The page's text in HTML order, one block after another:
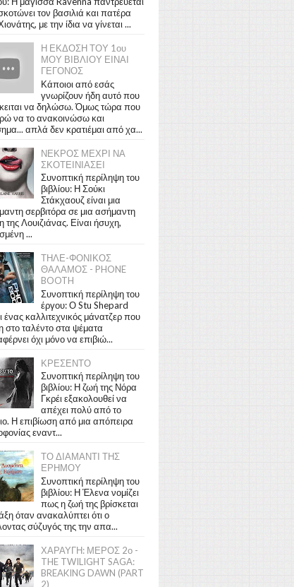
τον βασιλιά και πατέρα
με την ίδια να γίνεται ...
Η ΕΚΔΟΣΗ ΤΟΥ 1ου
ΜΟΥ ΒΙΒΛΙΟΥ ΕΙΝΑΙ
ΓΕΓΟΝΟΣ
Κάποιοι από εσάς
γνωρίζουν ήδη αυτό που
να δηλώσω. Όμως τώρα που
να το ανακοινώσω και
απλά δεν κρατιέμαι από χα...
ΝΕΚΡΟΣ ΜΕΧΡΙ ΝΑ
ΣΚΟΤΕΙΝΙΑΣΕΙ
Συνοπτική περίληψη του
βιβλίου: Η Σούκι
Στάκχαουζ είναι μια
σερβιτόρα σε μια ασήμαντη
της Λουιζιάνας. Είναι ήσυχη,
...
ΤΗΛΕ-ΦΟΝΙΚΟΣ
ΘΑΛΑΜΟΣ - PHONE
BOOTH
Συνοπτική περίληψη του
έργου: Ο Stu Shepard
ένας καλλιτεχνικός μάνατζερ που
στο ταλέντο στα ψέματα
όχι μόνο να επιβιώ...
ΚΡΕΣΕΝΤΟ
Συνοπτική περίληψη του
βιβλίου: Η ζωή της Νόρα
Γκρέι εξακολουθεί να
απέχει πολύ από το
Η επιβίωση από μια απόπειρα
εναντ...
ΤΟ ΔΙΑΜΑΝΤΙ ΤΗΣ
ΕΡΗΜΟΥ
Συνοπτική περίληψη του
βιβλίου: Η Έλενα νομίζει
πως η ζωή της βρίσκεται
όταν ανακαλύπτει ότι ο
σύζυγός της την απα...
ΧΑΡΑΥΓΗ: ΜΕΡΟΣ 2ο -
THE TWILIGHT SAGA:
BREAKING DAWN (PART
2)